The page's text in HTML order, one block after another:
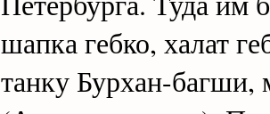
шапка гебко, халат
танку Бурхан-